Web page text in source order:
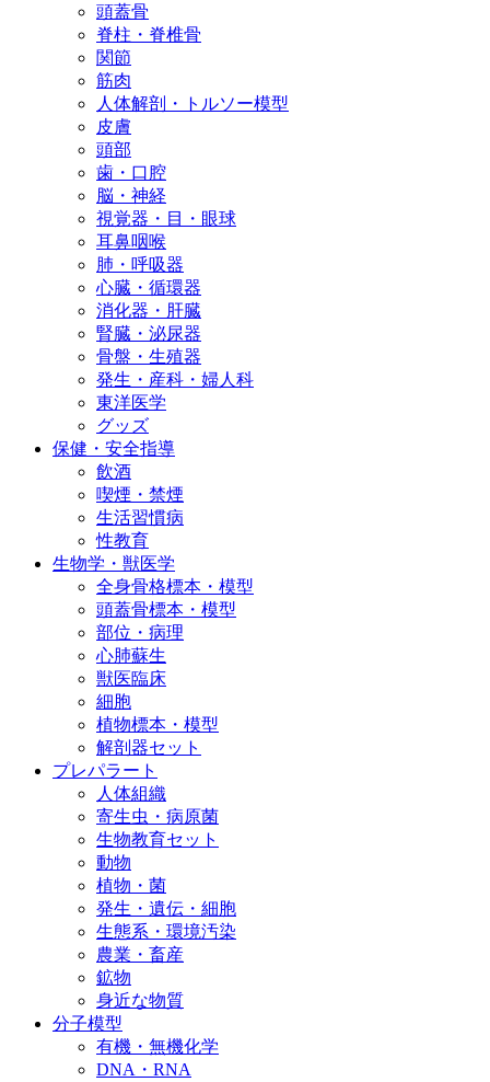
頭蓋骨
脊柱・脊椎骨
関節
筋肉
人体解剖・トルソー模型
皮膚
頭部
歯・口腔
脳・神経
視覚器・目・眼球
耳鼻咽喉
肺・呼吸器
心臓・循環器
消化器・肝臓
腎臓・泌尿器
骨盤・生殖器
発生・産科・婦人科
東洋医学
グッズ
保健・安全指導
飲酒
喫煙・禁煙
生活習慣病
性教育
生物学・獣医学
全身骨格標本・模型
頭蓋骨標本・模型
部位・病理
心肺蘇生
獣医臨床
細胞
植物標本・模型
解剖器セット
プレパラート
人体組織
寄生虫・病原菌
生物教育セット
動物
植物・菌
発生・遺伝・細胞
生態系・環境汚染
農業・畜産
鉱物
身近な物質
分子模型
有機・無機化学
DNA・RNA